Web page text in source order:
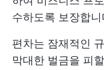
수하도록 보장합니
편차는 잠재적인
막대한 벌금을 피